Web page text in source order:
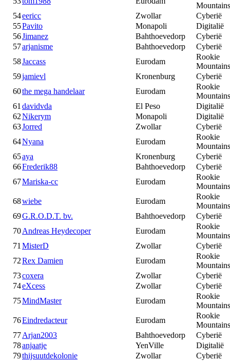
Mountains
54eericc Zwollar
Cyberië
55Pavito Monapoli
Digitalië
56Jimanez Bahthoevedorp
Cyberië
57arjanisme Bahthoevedorp
Cyberië
58Jaccass Eurodam
Rookie
Mountains
59jamievl Kronenburg
Cyberië
60the mega handelaar Eurodam
Rookie
Mountains
61davidvda El Peso
Digitalië
62Nikerym Monapoli
Digitalië
63Jorred Zwollar
Cyberië
64Nyana Eurodam
Rookie
Mountains
65aya Kronenburg
Cyberië
66Frederik88 Bahthoevedorp
Cyberië
67Mariska-cc Eurodam
Rookie
Mountains
68wiebe Eurodam
Rookie
Mountains
69G.R.O.D.T. bv. Bahthoevedorp
Cyberië
70Andreas Heydecoper Eurodam
Rookie
Mountains
71MisterD Zwollar
Cyberië
72Rex Damien Eurodam
Rookie
Mountains
73coxera Zwollar
Cyberië
74eXcess Zwollar
Cyberië
75MindMaster Eurodam
Rookie
Mountains
76Eindredacteur Eurodam
Rookie
Mountains
77Arjan2003 Bahthoevedorp
Cyberië
78anjaatje YenVille
Digitalië
79thijsuutdekolonie Zwollar
Cyberië